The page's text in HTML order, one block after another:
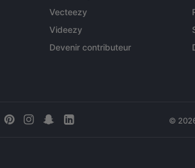
Vecteezy
Videezy
Devenir contributeur
©